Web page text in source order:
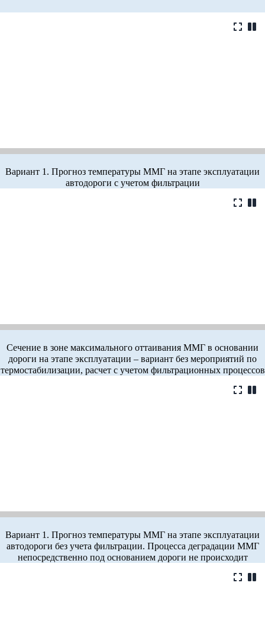
Вариант 1. Прогноз температуры ММГ на этапе эксплуатации
автодороги с учетом фильтрации
Сечение в зоне максимального оттаивания ММГ в основании
дороги на этапе эксплуатации – вариант без мероприятий по
термостабилизации, расчет с учетом фильтрационных процессов
Вариант 1. Прогноз температуры ММГ на этапе эксплуатации
автодороги без учета фильтрации. Процесса деградации ММГ
непосредственно под основанием дороги не происходит